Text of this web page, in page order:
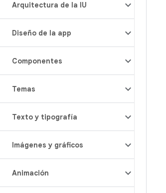
Arquitectura de la IU
Diseño de la app
Componentes
Temas
Texto y tipografía
Imágenes y gráficos
Animación